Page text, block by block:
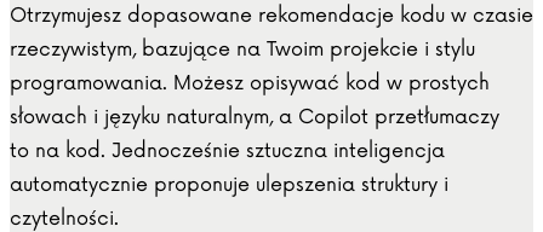
Otrzymujesz dopasowane rekomendacje kodu w czasie
rzeczywistym, bazujące na Twoim projekcie i stylu
programowania. Możesz opisywać kod w prostych
słowach i języku naturalnym, a Copilot przetłumaczy
to na kod. Jednocześnie sztuczna inteligencja
automatycznie proponuje ulepszenia struktury i
czytelności.